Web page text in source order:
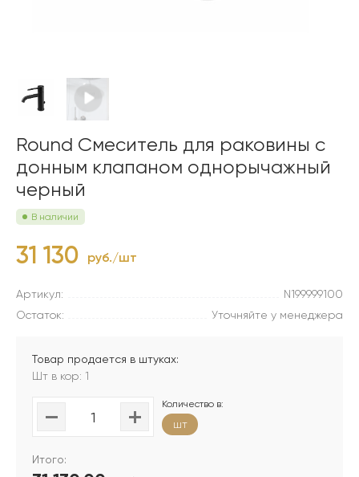
Round Смеситель для раковины с
донным клапаном однорычажный
черный
В наличии
31 130 руб./шт
Артикул:
N199999100
Остаток:
Уточняйте у менеджера
Товар продается в штуках:
Шт в кор: 1
Количество в:
шт
Итого: